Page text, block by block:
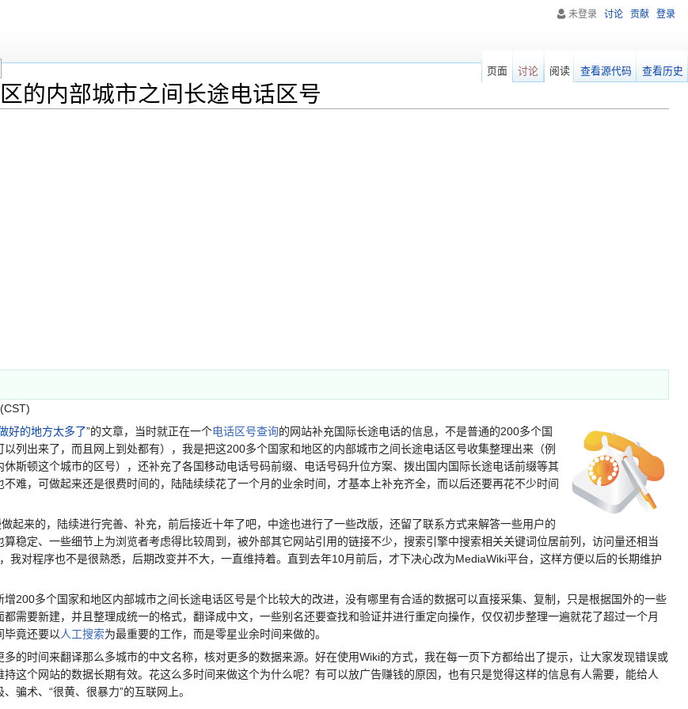
的内部城市之间长途电话区号
好的地方太多了”的文章，当时就正在一个电话区号查询的网站补充国际长途电话的信息，不是普通的200多个国
列出来了，而且网上到处都有），我是把这200多个国家和地区的内部城市之间长途电话区号收集整理出来（例
斯顿这个城市的区号），还补充了各国移动电话号码前缀、电话号码升位方案、拨出国内国际长途电话前缀等其
难，可做起来还是很费时间的，陆陆续续花了一个月的业余时间，才基本上补充齐全，而以后还要再花不少时间
来的，陆续进行完善、补充，前后接近十年了吧，中途也进行了一些改版，还留了联系方式来解答一些用户的
稳定、一些细节上为浏览者考虑得比较周到，被外部其它网站引用的链接不少，搜索引擎中搜索相关关键词位居前列，访问量还相当
我对程序也不是很熟悉，后期改变并不大，一直维持着。直到去年10月前后，才下决心改为MediaWiki平台，这样方便以后的长期维护
多个国家和地区内部城市之间长途电话区号是个比较大的改进，没有哪里有合适的数据可以直接采集、复制，只是根据国外的一些
需要新建，并且整理成统一的格式，翻译成中文，一些别名还要查找和验证并进行重定向操作，仅仅初步整理一遍就花了超过一个月
毕竟还要以 人工搜索为最重要的工作，而是零星业余时间来做的。
时间来翻译那么多城市的中文名称，核对更多的数据来源。好在使用Wiki的方式，我在每一页下方都给出了提示，让大家发现错误或
这个网站的数据长期有效。花这么多时间来做这个为什么呢？有可以放广告赚钱的原因，也有只是觉得这样的信息有人需要，能给人
骗术、“很黄、很暴力”的互联网上。
未登录 讨论 贡献 登录
页面 讨论 阅读 查看源代码 查看历史